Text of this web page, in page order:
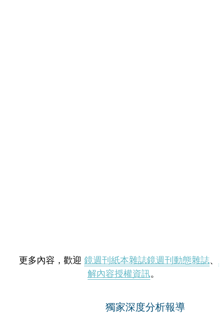
更多內容，歡迎 鏡週刊紙本雜誌鏡週刊動態雜誌、
解內容授權資訊。
獨家深度分析報導